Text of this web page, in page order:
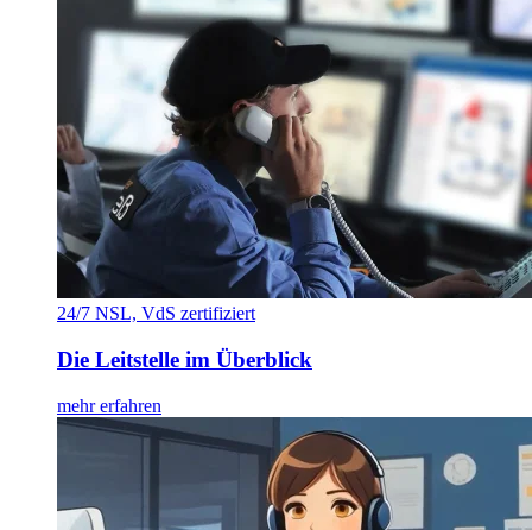
24/7 NSL, VdS zertifiziert
Die Leitstelle im Überblick
mehr erfahren